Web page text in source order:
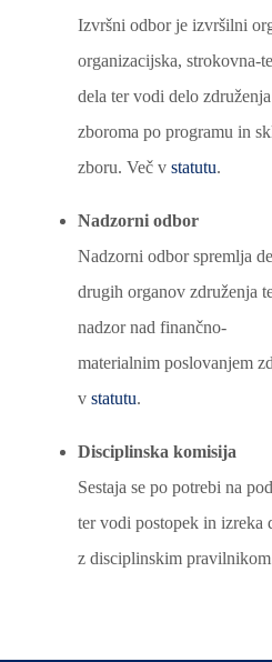
Izvršni odbor je izvršilni
organizacijska, strokovna-
dela ter vodi delo
zboroma po programu in
zboru. Več v statutu.
Nadzorni odbor
Nadzorni odbor spremlja
drugih organov združenja
nadzor nad finančno-
materialnim poslovanjem
v statutu.
Disciplinska komisija
Sestaja se po potrebi na
ter vodi postopek in izreka
z disciplinskim